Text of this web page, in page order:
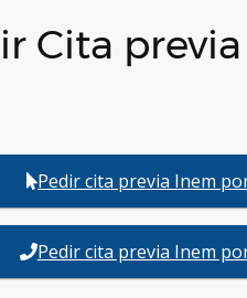
Cita previa
Pedir cita previa Inem
Pedir cita previa Inem